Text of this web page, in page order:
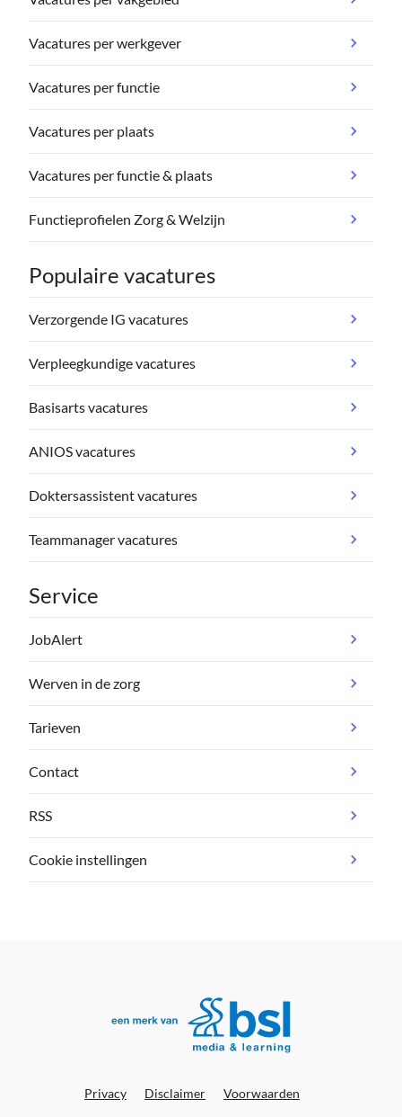
Vacatures per werkgever
Vacatures per functie
Vacatures per plaats
Vacatures per functie & plaats
Functieprofielen Zorg & Welzijn
Populaire vacatures
Verzorgende IG vacatures
Verpleegkundige vacatures
Basisarts vacatures
ANIOS vacatures
Doktersassistent vacatures
Teammanager vacatures
Service
JobAlert
Werven in de zorg
Tarieven
Contact
RSS
Cookie instellingen
Privacy Disclaimer Voorwaarden